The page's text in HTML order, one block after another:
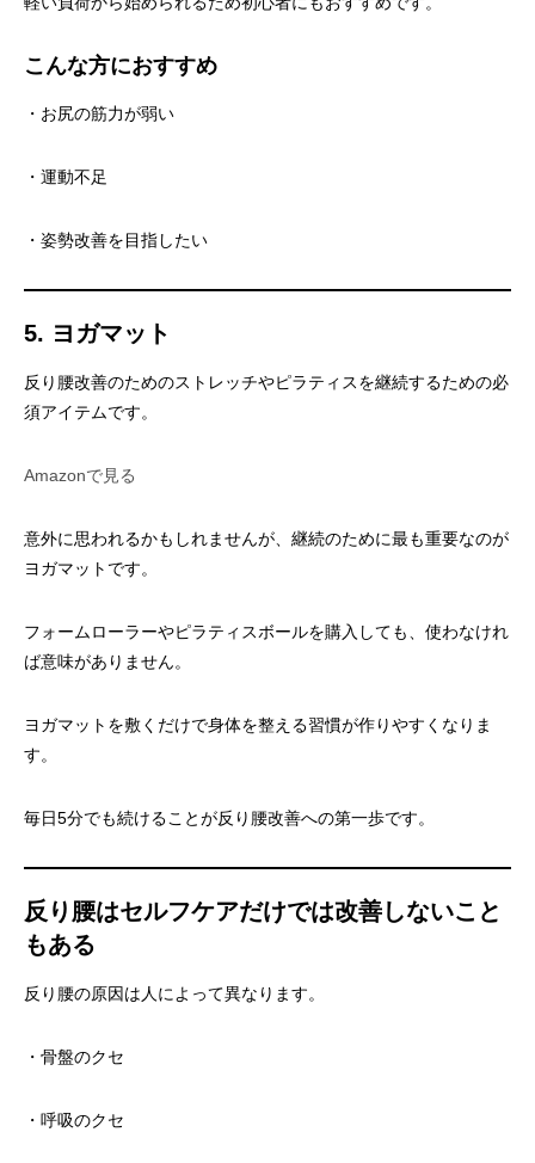
こんな方におすすめ
・お尻の筋力が弱い
・運動不足
・姿勢改善を目指したい
5. ヨガマット
反り腰改善のためのストレッチやピラティスを継続するための必
須アイテムです。
Amazonで見る
意外に思われるかもしれませんが、継続のために最も重要なのが
ヨガマットです。
フォームローラーやピラティスボールを購入しても、使わなけれ
ば意味がありません。
ヨガマットを敷くだけで身体を整える習慣が作りやすくなりま
す。
毎日5分でも続けることが反り腰改善への第一歩です。
反り腰はセルフケアだけでは改善しないこと
もある
反り腰の原因は人によって異なります。
・骨盤のクセ
・呼吸のクセ